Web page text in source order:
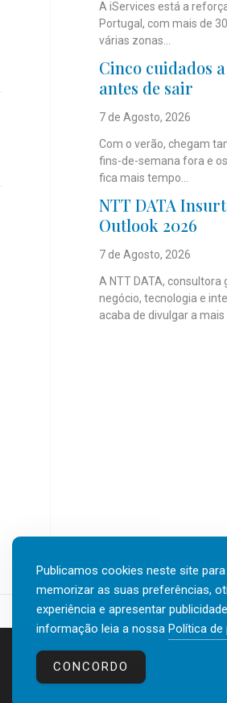
A iServices está a
Portugal, com mais de
várias zonas...
Cinco cuidados
antes de sair
7 de Agosto, 2026
Com o verão, chegam
fins-de-semana fora e
fica mais tempo...
NTT DATA
Outlook 2026
7 de Agosto, 2026
A NTT DATA, consultora
negócio, tecnologia e
acaba de divulgar a mais
Contactos
Publicamos cookies neste site
memorizar as suas preferências,
experiência e apresentar
informação leia a nossa Política de
CONCORDO